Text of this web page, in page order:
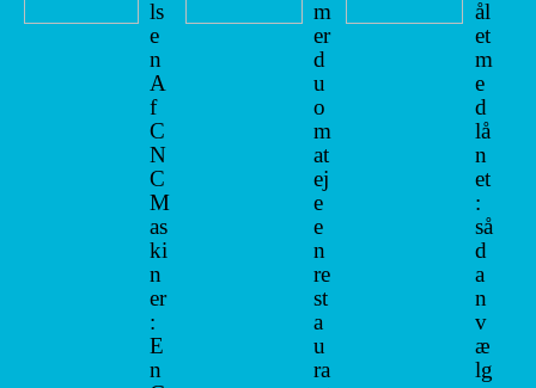
ls
e
n
A
f
C
N
C
M
as
ki
n
er
:
E
n
m
er
d
u
o
m
at
ej
e
e
n
re
st
a
u
ra
ål
et
m
e
d
lå
n
et
:
så
d
a
n
v
æ
lg